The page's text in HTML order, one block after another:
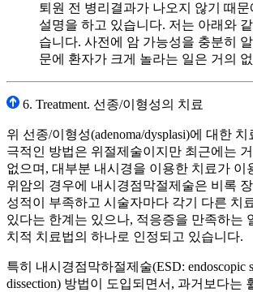
퇴원 전 병리결과가 나오지 않기 때문
설명을 하고 있습니다. 저는 아래와
습니다. 사전에 암 가능성을 충분히
문에 환자가 크게 놀라는 일은 거의
6. Treatment. 선종/이형성의 치료
위 선종/이형성(adenoma/dysplasi)에 대한
극적인 방법은 위절제술이지만 최근에는
없으며, 대부분 내시경을 이용한 치료가 이
위암의 경우에 내시경점막절제술은 비록
성적이 부족하고 시술자마다 각기 다른 치
있다는 한계는 있으나, 적응증을 만족하는
치적 치료법의 하나로 인정되고 있습니다.
특히 내시경점막하절제술(ESD: endoscopic
dissection) 방법이 도입되면서, 과거보다는